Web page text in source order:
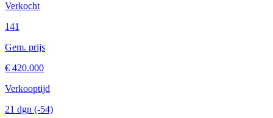
Verkocht
141
Gem. prijs
€ 420.000
Verkooptijd
21 dgn (-54)